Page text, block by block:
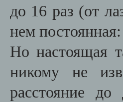
до 16 раз (от
нем
Но настоящая
никому не
расстояние до